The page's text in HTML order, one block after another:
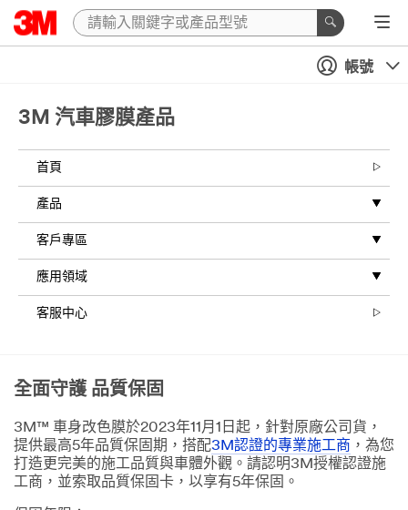
帳號
3M 汽車膠膜產品
首頁
產品
客戶專區
應用領域
客服中心
全面守護 品質保固
3M™ 車身改色膜於2023年11月1日起，針對原廠公司貨，
提供最高5年品質保固期，搭配3M認證的專業施工商 ，為您
打造更完美的施工品質與車體外觀。請認明3M授權認證施
工商，並索取品質保固卡，以享有5年保固。